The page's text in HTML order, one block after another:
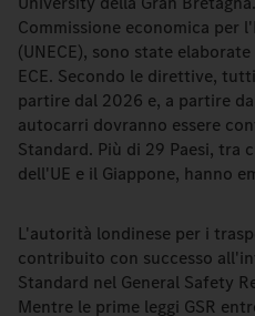
Commissione economica per
(UNECE), sono state
ECE. Secondo le direttive,
partire dal 2026 e, a partire
autocarri dovranno essere
Standard. Più di 29 Paesi, tra
dell'UE e il Giappone, hanno
L'autorità londinese per i
contribuito con successo
Standard nel General Safety
Mentre le prime leggi GSR